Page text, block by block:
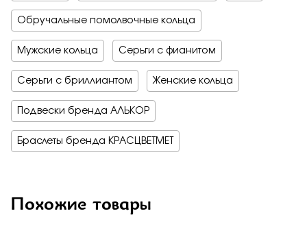
Обручальные помолвочные кольца
Мужские кольца Серьги с фианитом
Серьги с бриллиантом Женские кольца
Подвески бренда АЛЬКОР
Браслеты бренда КРАСЦВЕТМЕТ
Похожие товары